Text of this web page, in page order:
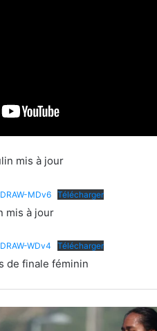
mis à jour
MDv6 Télécharger
mis à jour
WDv4 Télécharger
de finale féminin